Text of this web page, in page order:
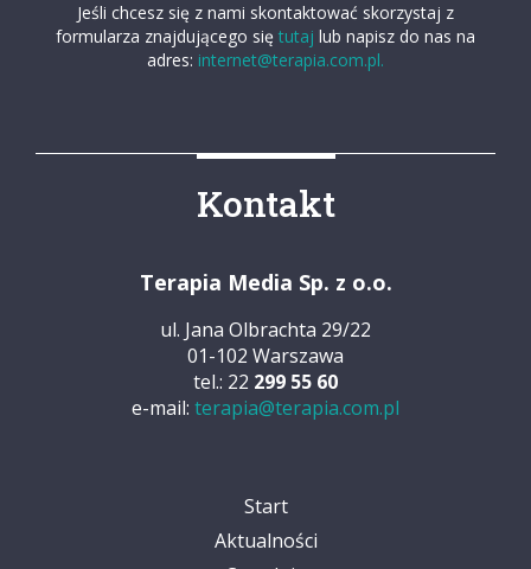
Jeśli chcesz się z nami skontaktować skorzystaj z
formularza znajdującego się tutaj lub napisz do nas na
adres: internet@terapia.com.pl.
Kontakt
Terapia Media Sp. z o.o.
ul. Jana Olbrachta 29/22
01-102 Warszawa
tel.: 22 299 55 60
e-mail: terapia@terapia.com.pl
Start
Aktualności